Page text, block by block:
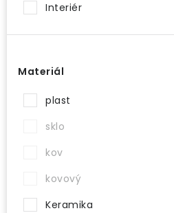
Interiér
Materiál
plast
sklo
kov
kovový
Keramika